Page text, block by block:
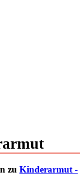
Fitness Tipps
zu Kinderarmut -